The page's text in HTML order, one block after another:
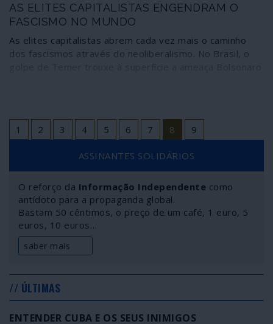
AS ELITES CAPITALISTAS ENGENDRAM O
FASCISMO NO MUNDO
As elites capitalistas abrem cada vez mais o caminho
dos fascismos através do neoliberalismo. No Brasil, o
1 2 3 4 5 6 7 8 9
ASSINANTES SOLIDÁRIOS
O reforço da Informação Independente como
antídoto para a propaganda global.
Bastam 50 cêntimos, o preço de um café, 1 euro, 5
euros, 10 euros…
saber mais
// ÚLTIMAS
ENTENDER CUBA E OS SEUS INIMIGOS